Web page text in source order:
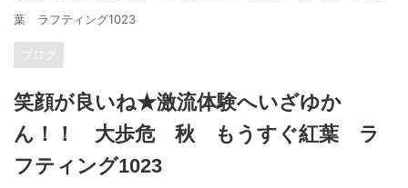
葉 ラフティング1023
ブログ
笑顔が良いね★激流体験へいざゆか
ん！！ 大歩危 秋 もうすぐ紅葉 ラ
フティング1023